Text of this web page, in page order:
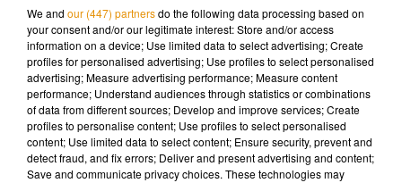
comme le rapporte l'AFP. "Nous cherchons non seulement à
perpétuer l'héritage du concours en offrant une plateforme
à des personnes passionnées issues de divers milieux,
cultures et traditions, mais aussi à faire évoluer la marque
pour la prochaine génération", a-t-elle ajouté dans un
communiqué.
We and our (447) partnersdo the following data processing based on
your consent and/or our legitimate interest: Store and/or access
information on a device; Use limited data to select advertising; Create
profiles for personalised advertising; Use profiles to select personalised
advertising; Measure advertising performance; Measure content
performance; Understand audiences through statistics or combinations
of data from different sources; Develop and improve services; Create
profiles to personalise content; Use profiles to select personalised
content; Use limited data to select content; Ensure security, prevent and
detect fraud, and fix errors; Deliver and present advertising and content;
Save and communicate privacy choices. These technologies may